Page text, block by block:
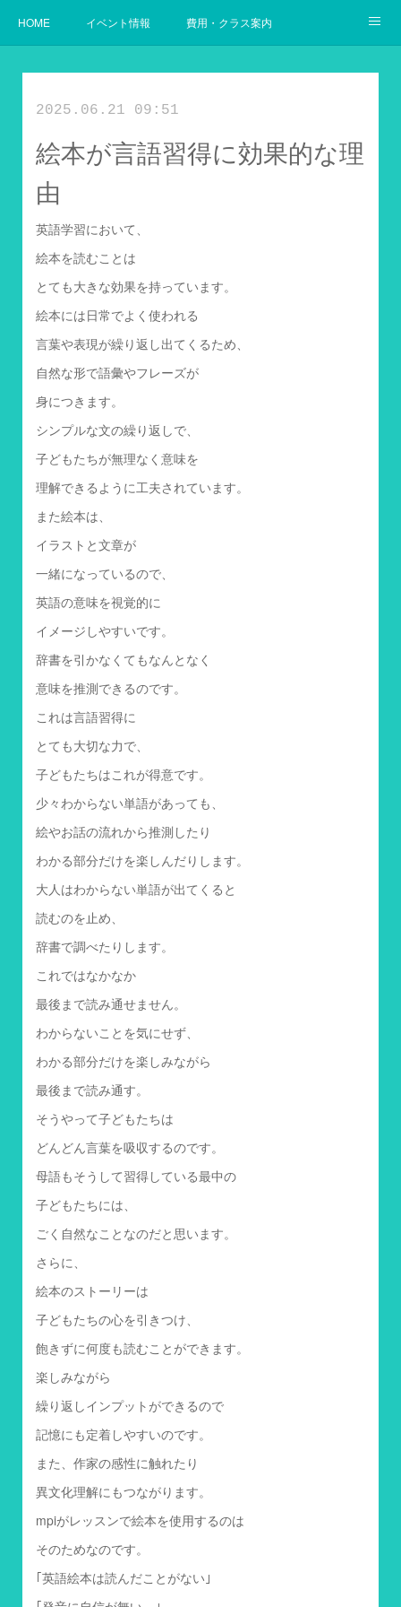
HOME イベント情報 費用・クラス案内
2025.06.21 09:51
絵本が言語習得に効果的な理
由
英語学習において、
絵本を読むことは
とても大きな効果を持っています。
絵本には日常でよく使われる
言葉や表現が繰り返し出てくるため、
自然な形で語彙やフレーズが
身につきます。
シンプルな文の繰り返しで、
子どもたちが無理なく意味を
理解できるように工夫されています。
また絵本は、
イラストと文章が
一緒になっているので、
英語の意味を視覚的に
イメージしやすいです。
辞書を引かなくてもなんとなく
意味を推測できるのです。
これは言語習得に
とても大切な力で、
子どもたちはこれが得意です。
少々わからない単語があっても、
絵やお話の流れから推測したり
わかる部分だけを楽しんだりします。
大人はわからない単語が出てくると
読むのを止め、
辞書で調べたりします。
これではなかなか
最後まで読み通せません。
わからないことを気にせず、
わかる部分だけを楽しみながら
最後まで読み通す。
そうやって子どもたちは
どんどん言葉を吸収するのです。
母語もそうして習得している最中の
子どもたちには、
ごく自然なことなのだと思います。
さらに、
絵本のストーリーは
子どもたちの心を引きつけ、
飽きずに何度も読むことができます。
楽しみながら
繰り返しインプットができるので
記憶にも定着しやすいのです。
また、作家の感性に触れたり
異文化理解にもつながります。
mpiがレッスンで絵本を使用するのは
そのためなのです。
｢英語絵本は読んだことがない｣